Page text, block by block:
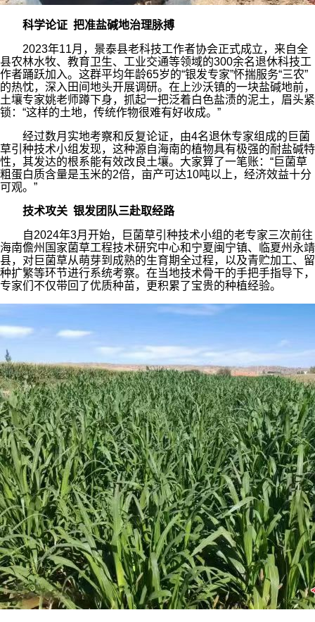
科学论证 把准盐碱地治理脉搏
2023年11月，景泰县老科技工作者协会正式成立，来自全
县农林水牧、教育卫生、工业交通等领域的300余名退休科技工
作者踊跃加入。这群平均年龄65岁的“银发专家”怀揣服务“三农”
的热忱，深入田间地头开展调研。在上沙沃镇的一块盐碱地前，
土壤专家姚老师蹲下身，抓起一把泛着白色盐渍的泥土，眉头紧
锁：“这样的土地，传统作物很难有好收成。”
经过数月实地考察和反复论证，由4名退休专家组成的巨菌
草引种技术小组发现，这种源自海南的植物具有极强的耐盐碱特
性，其发达的根系能有效改良土壤。大家算了一笔账：“巨菌草
粗蛋白质含量是玉米的2倍，亩产可达10吨以上，经济效益十分
可观。”
技术攻关 银发团队三赴取经路
自2024年3月开始，巨菌草引种技术小组的老专家三次前往
海南儋州国家菌草工程技术研究中心和宁夏闽宁镇、临夏州永靖
县，对巨菌草从萌芽到成熟的生育期全过程，以及青贮加工、留
种扩繁等环节进行系统考察。在当地技术骨干的手把手指导下，
专家们不仅带回了优质种苗，更积累了宝贵的种植经验。